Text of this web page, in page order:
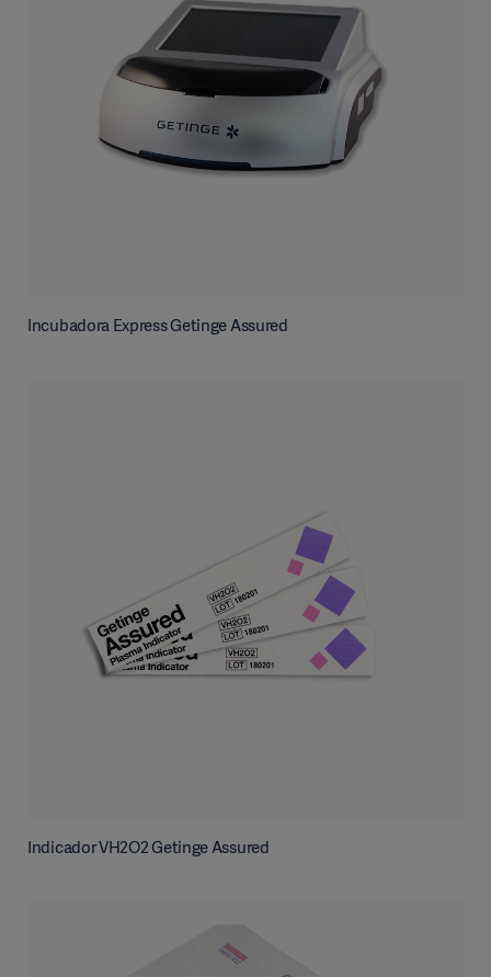
Incubadora Express Getinge Assured
Indicador VH2O2 Getinge Assured